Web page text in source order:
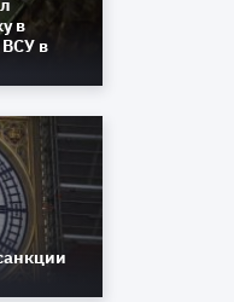
в
в